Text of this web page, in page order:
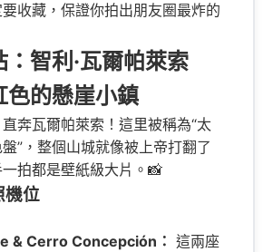
收藏，保證你拍出朋友圈最炸的
：智利·瓦爾帕萊索
的懸崖小鎮
奔瓦爾帕萊索！這里被稱為“太
”，整個山城就像被上帝打翻了
拍都是壁紙級大片。📸
機位
& Cerro Concepción： 這兩座